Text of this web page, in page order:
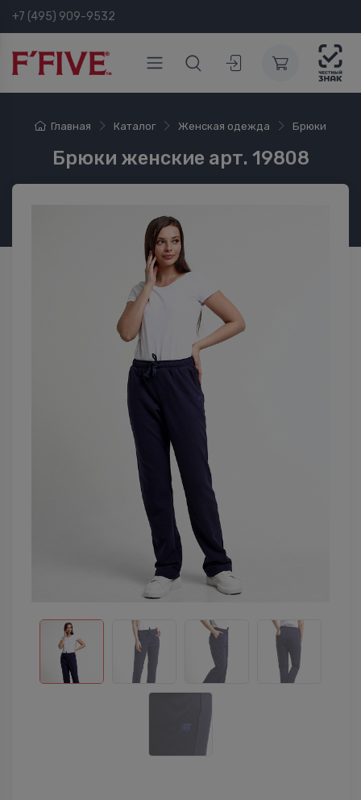
+7 (495) 909-9532
Главная Каталог Женская одежда Брюки
Брюки женские арт. 19808